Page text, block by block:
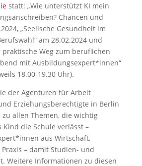
statt: „Wie unterstützt KI mein
Chancen und
„Seelische Gesundheit im
am 28.02.2024 und
praktische Weg zum beruflichen
mit Ausbildungsexpert*innen“
18.00-19.30 Uhr).
der Agenturen für Arbeit
Erziehungsberechtigte in Berlin
allen Themen, die wichtig
Kind die Schule verlässt –
aus Wirtschaft,
– damit Studien- und
Weitere Informationen zu diesen